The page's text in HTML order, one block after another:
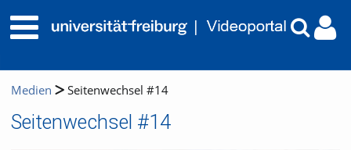
Medien Seitenwechsel #14
Seitenwechsel #14